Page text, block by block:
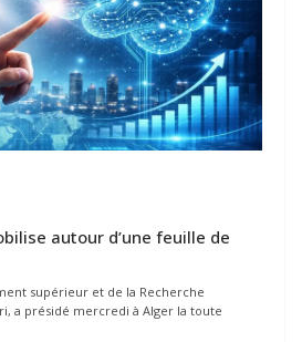
autour d’une feuille de
supérieur et de la Recherche
a présidé mercredi à Alger la toute